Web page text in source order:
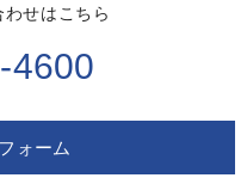
せはこちら
4600
ォーム